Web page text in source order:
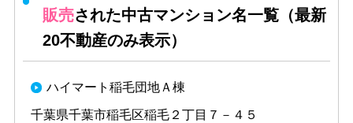
販売された中古マンション名一覧（最新
20不動産のみ表示）
ハイマート稲毛団地Ａ棟
千葉県千葉市稲毛区稲毛２丁目７－４５